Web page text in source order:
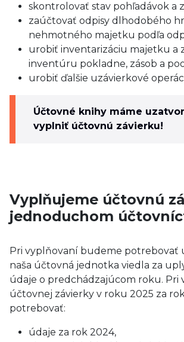
skontrolovať stav pohľadávok a
zaúčtovať odpisy dlhodobého
nehmotného majetku podľa
urobiť inventarizáciu majetku a
inventúru pokladne, zásob a
urobiť ďalšie uzávierkové
Účtovné knihy máme
vyplniť účtovnú závierku!
Vyplňujeme účtovnú
jednoduchom
Pri vyplňovaní budeme potrebovať
naša účtovná jednotka viedla za
údaje o predchádzajúcom roku. Pri
účtovnej závierky v roku 2025 za
potrebovať:
údaje za rok 2024,